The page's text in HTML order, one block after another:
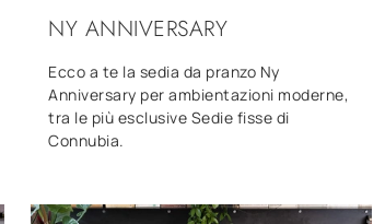
NY ANNIVERSARY
Ecco a te la sedia da pranzo Ny
Anniversary per ambientazioni moderne,
tra le più esclusive Sedie fisse di
Connubia.